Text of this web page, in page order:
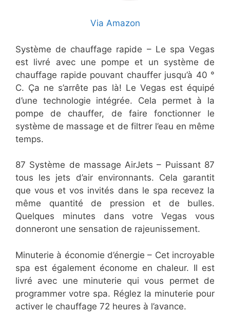
Via Amazon
Système de chauffage rapide – Le spa Vegas
est livré avec une pompe et un système de
chauffage rapide pouvant chauffer jusqu’à 40 °
C. Ça ne s’arrête pas là! Le Vegas est équipé
d’une technologie intégrée. Cela permet à la
pompe de chauffer, de faire fonctionner le
système de massage et de filtrer l’eau en même
temps.
87 Système de massage AirJets – Puissant 87
tous les jets d’air environnants. Cela garantit
que vous et vos invités dans le spa recevez la
même quantité de pression et de bulles.
Quelques minutes dans votre Vegas vous
donneront une sensation de rajeunissement.
Minuterie à économie d’énergie – Cet incroyable
spa est également économe en chaleur. Il est
livré avec une minuterie qui vous permet de
programmer votre spa. Réglez la minuterie pour
activer le chauffage 72 heures à l’avance.